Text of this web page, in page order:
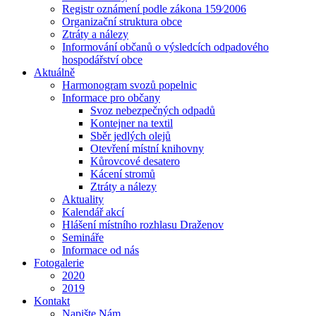
Registr oznámení podle zákona 159⁄2006
Organizační struktura obce
Ztráty a nálezy
Informování občanů o výsledcích odpadového
hospodářství obce
Aktuálně
Harmonogram svozů popelnic
Informace pro občany
Svoz nebezpečných odpadů
Kontejner na textil
Sběr jedlých olejů
Otevření místní knihovny
Kůrovcové desatero
Kácení stromů
Ztráty a nálezy
Aktuality
Kalendář akcí
Hlášení místního rozhlasu Draženov
Semináře
Informace od nás
Fotogalerie
2020
2019
Kontakt
Napište Nám